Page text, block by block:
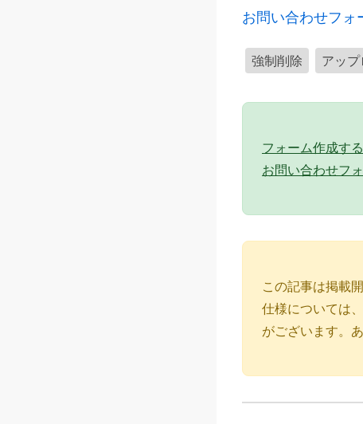
お問い合わせフォ
強制削除 アッ
フォーム作成す
お問い合わせフ
この記事は掲載
仕様については
がございます。